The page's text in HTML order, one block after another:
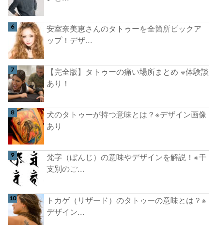
安室奈美恵さんのタトゥーを全箇所ピックア
ップ！デザ...
【完全版】タトゥーの痛い場所まとめ ※体験談
あり！
犬のタトゥーが持つ意味とは？※デザイン画像
あり
梵字（ぼんじ）の意味やデザインを解説！※干
支別のご...
トカゲ（リザード）のタトゥーの意味とは？※
デザイン...